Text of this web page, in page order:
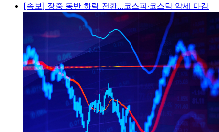
[속보] 장중 동반 하락 전환…코스피·코스닥 약세 마감